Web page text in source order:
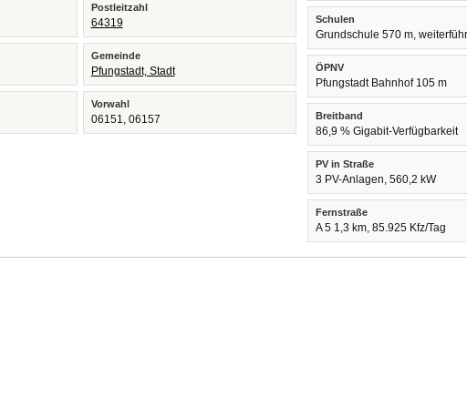
Postleitzahl
64319
Gemeinde
Pfungstadt, Stadt
Vorwahl
06151, 06157
Schulen
Grundschule 570 m,
ÖPNV
Pfungstadt Bahnhof 105 m
Breitband
86,9 % Gigabit-Verfügbarkeit
PV in Straße
3 PV-Anlagen, 560,2 kW
Fernstraße
A 5 1,3 km, 85.925 Kfz/Tag